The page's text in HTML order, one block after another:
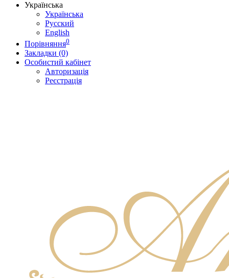
Українська
Українська
Русский
English
Порівняння0
Закладки (0)
Особистий кабінет
Авторизація
Реєстрація